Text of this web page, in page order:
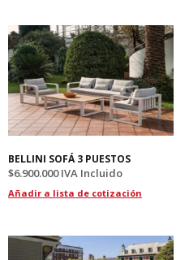
BELLINI SOFÁ 3 PUESTOS
$6.900.000IVA Incluido
Añadir a lista de cotización